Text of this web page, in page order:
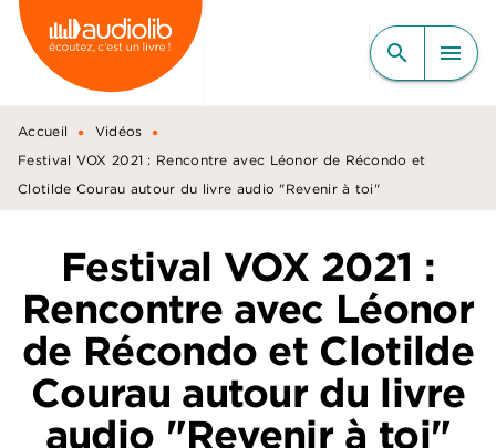
MENU RECHERCHE
CONTENU
PIED DE PAGE
search menu
Accueil • Vidéos •
Festival VOX 2021 : Rencontre avec Léonor de Récondo et
Clotilde Courau autour du livre audio "Revenir à toi"
Festival VOX 2021 :
Rencontre avec Léonor
de Récondo et Clotilde
Courau autour du livre
audio "Revenir à toi"